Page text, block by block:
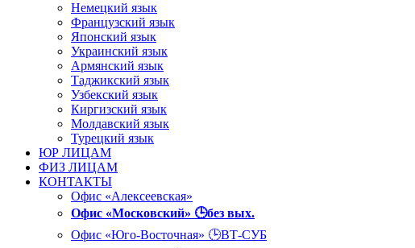
Немецкий язык
Французский язык
Японский язык
Украинский язык
Армянский язык
Таджикский язык
Узбекский язык
Киргизский язык
Молдавский язык
Турецкий язык
ЮР ЛИЦАМ
ФИЗ ЛИЦАМ
КОНТАКТЫ
Офис «Алексеевская»
Офис «Московский» 🕒без вых.
Офис «Юго-Восточная» 🕒ВТ-СУБ